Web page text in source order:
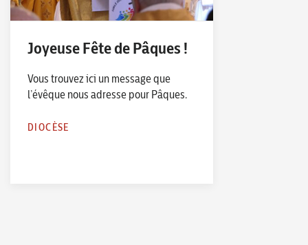
Joyeuse Fête de Pâques !
Vous trouvez ici un message que
l’évêque nous adresse pour Pâques.
DIOCÈSE